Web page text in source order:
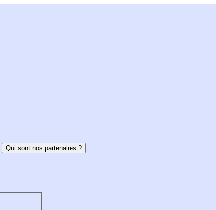
Qui sont nos partenaires ?